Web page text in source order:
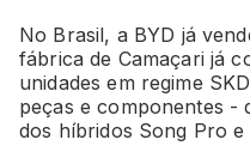
No Brasil, a BYD já
fábrica de Camaçari já
unidades em regime
peças e componentes -
dos híbridos Song Pro e